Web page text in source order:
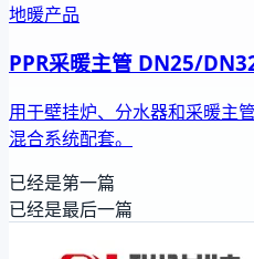
地暖产品
PPR采暖主管 DN25/
用于壁挂炉、分水器和采暖主
混合系统配套。
已经是第一篇
已经是最后一篇